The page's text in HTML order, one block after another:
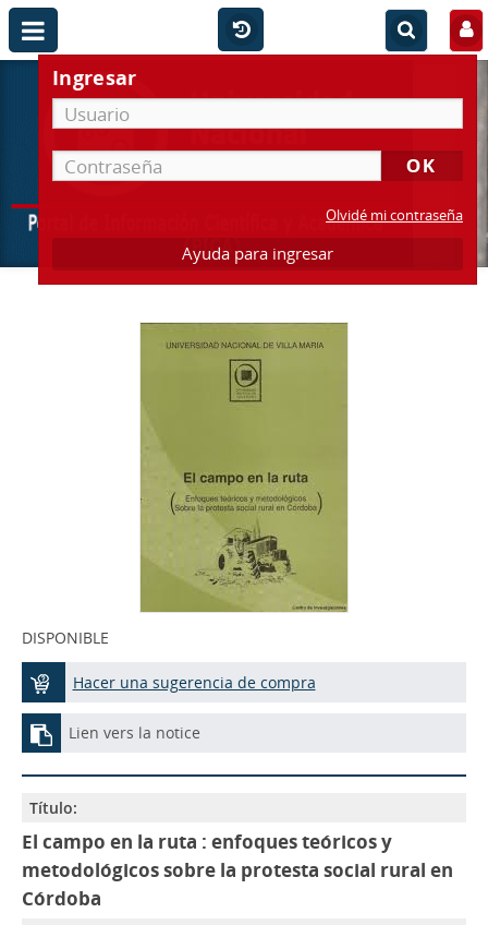
Ingresar
Olvidé mi contraseña
Ayuda para ingresar
DISPONIBLE
Hacer una sugerencia de compra
Lien vers la notice
Título:
El campo en la ruta : enfoques teóricos y
metodológicos sobre la protesta social rural en
Córdoba